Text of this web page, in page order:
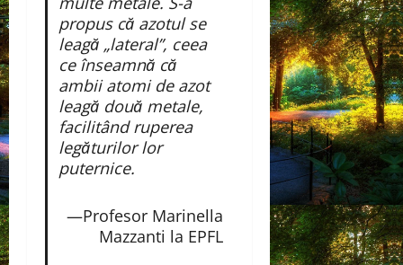
propus că azotul se
leagă „lateral”, ceea
ce înseamnă că
ambii atomi de azot
leagă două metale,
facilitând ruperea
legăturilor lor
puternice.
—Profesor Marinella
Mazzanti la EPFL